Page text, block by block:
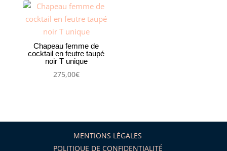
Chapeau femme de
cocktail en feutre taupé
noir T unique
275,00€
MENTIONS LÉGALES
POLITIQUE DE CONFIDENTIALITÉ